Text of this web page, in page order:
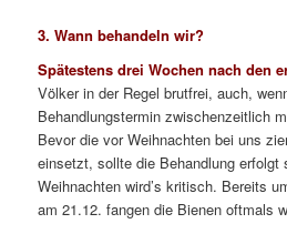
3. Wann behandeln wir?
Spätestens drei Wochen nach den
Völker in der Regel brutfrei, auch,
Behandlungstermin zwischenzeitlich
Bevor die vor Weihnachten bei uns
einsetzt, sollte die Behandlung erfolgt
Weihnachten wird’s kritisch. Bereits
am 21.12. fangen die Bienen oftmals